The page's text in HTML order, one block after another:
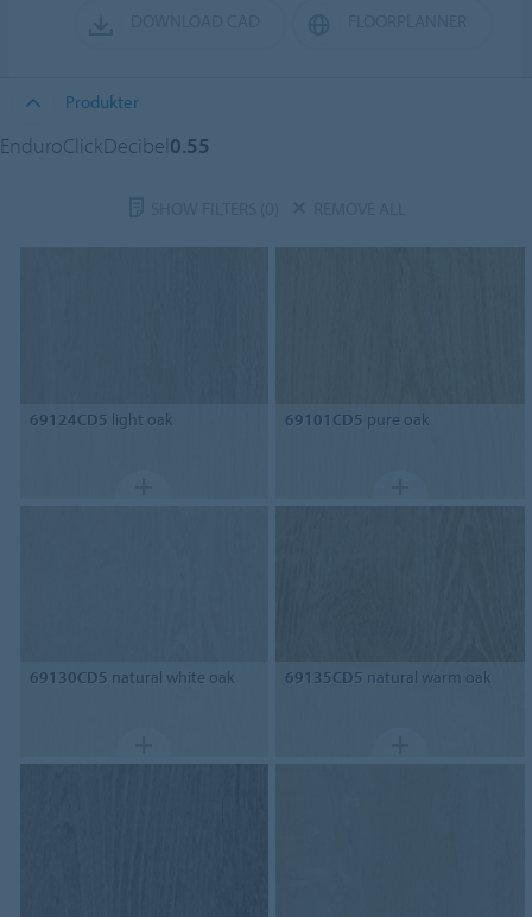
Produkter
EnduroClickDecibel 0.55
69124CD5 light oak 69101CD5 pure oak
69130CD5 natural white oak 69135CD5 natural warm oak